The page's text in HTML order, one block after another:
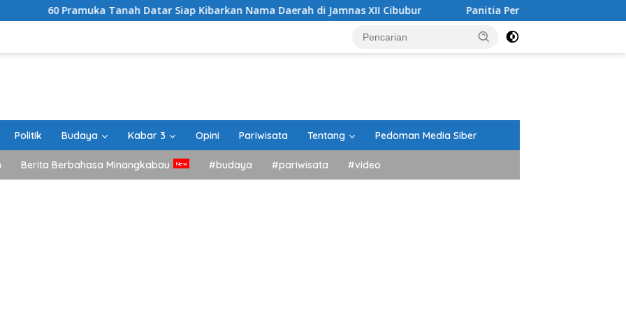
Tanah Datar Siap Kibarkan Nama Daerah di Jamnas XII Cibubur Panitia Peringatan HUT RI Kecamatan Lima
Politik Budaya Kabar 3 Opini Pariwisata Tentang Pedoman Media Siber
Berita Berbahasa Minangkabau #budaya #pariwisata #video